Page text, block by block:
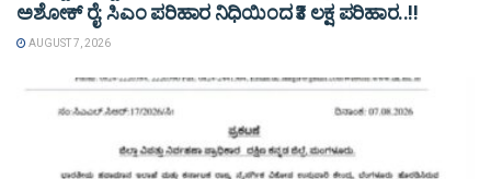
ಅಶೋಕ್ ರೈ: ಸಿಎಂ ಪರಿಹಾರ ನಿಧಿಯಿಂದ ₹3 ಲಕ್ಷ ಪರಿಹಾರ..!!
AUGUST 7, 2026